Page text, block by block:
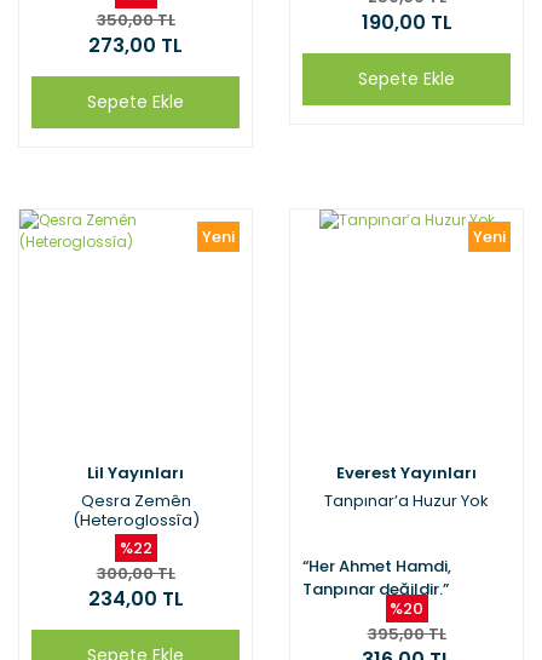
350,00 TL
273,00 TL
Sepete Ekle
190,00 TL
Sepete Ekle
Yeni
Lil Yayınları
Qesra Zemên
(Heteroglossîa)
%22
300,00 TL
234,00 TL
Sepete Ekle
Yeni
Everest Yayınları
Tanpınar’a Huzur Yok
“Her Ahmet Hamdi,
Tanpınar değildir.”
%20
395,00 TL